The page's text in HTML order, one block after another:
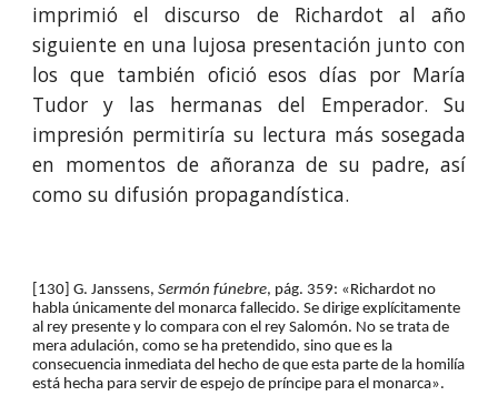
imprimió el discurso de Richardot al año
siguiente en una lujosa presentación junto con
los que también ofició esos días por María
Tudor y las hermanas del Emperador. Su
impresión permitiría su lectura más sosegada
en momentos de añoranza de su padre, así
como su difusión propagandística.
[130] G. Janssens, Sermón fúnebre, pág. 359: «Richardot no
habla únicamente del monarca fallecido. Se dirige explícitamente
al rey presente y lo compara con el rey Salomón. No se trata de
mera adulación, como se ha pretendido, sino que es la
consecuencia inmediata del hecho de que esta parte de la homilía
está hecha para servir de espejo de príncipe para el monarca».